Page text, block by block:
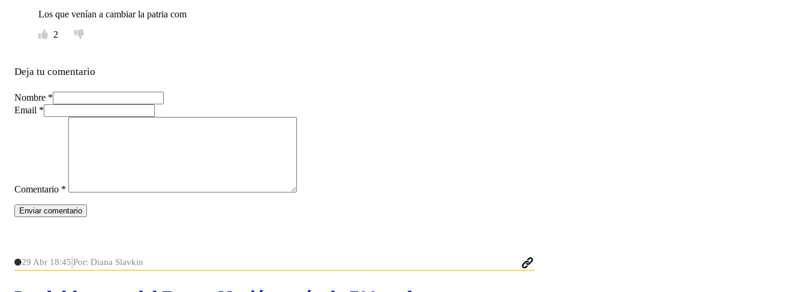
Los que venían a cambiar la patria com
2
Deja tu comentario
Nombre *
Email *
Comentario *
29 Abr 18:45 Por: Diana Slavkin